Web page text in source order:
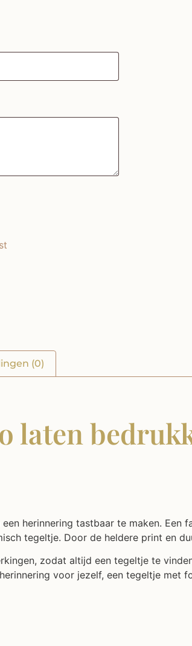
(0)
laten
herinnering tastbaar te maken.
tegeltje. Door de heldere print en
zodat altijd een tegeltje te
voor jezelf, een tegeltje